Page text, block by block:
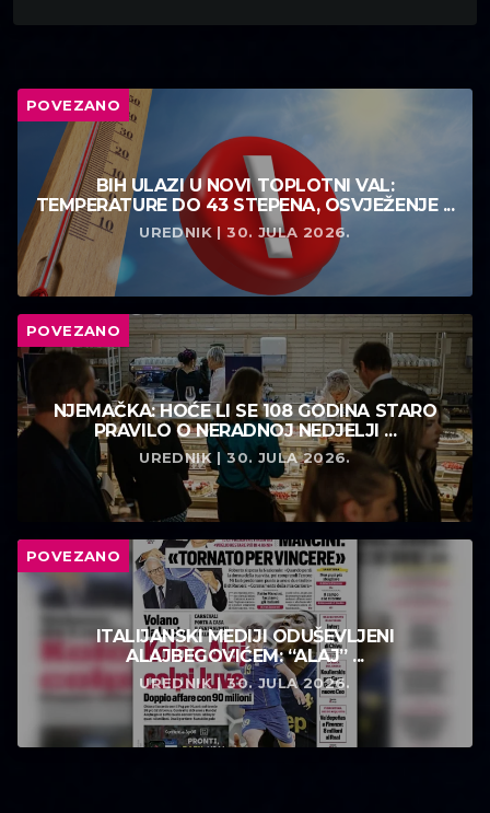
POVEZANO
BIH ULAZI U NOVI TOPLOTNI VAL:
TEMPERATURE DO 43 STEPENA, OSVJEŽENJE ...
UREDNIK | 30. JULA 2026.
POVEZANO
NJEMAČKA: HOĆE LI SE 108 GODINA STARO
PRAVILO O NERADNOJ NEDJELJI ...
UREDNIK | 30. JULA 2026.
POVEZANO
ITALIJANSKI MEDIJI ODUŠEVLJENI
ALAJBEGOVIĆEM: “ALAJ” ...
UREDNIK | 30. JULA 2026.